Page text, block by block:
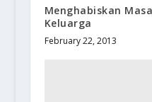
Menghabiskan
Keluarga
February 22, 2013